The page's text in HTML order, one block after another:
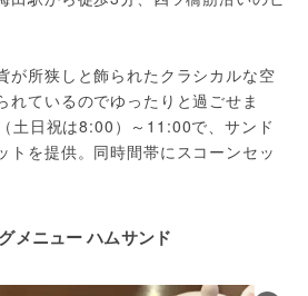
が所狭しと飾られたクラシカルな空
れているのでゆったりと過ごせま
土日祝は8:00）～11:00で、サンド
トを提供。同時間帯にスコーンセッ
メニュー ハムサンド